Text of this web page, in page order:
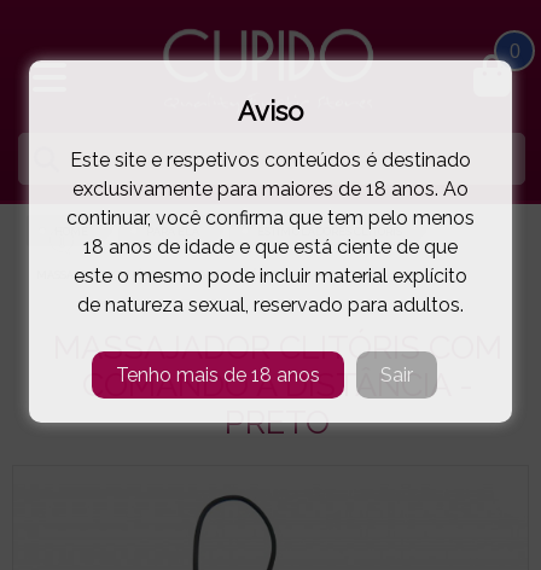
0
ESTIMULADORES CLITÓRIS
MASSAJADOR CLITÓRIS COM COMANDO À DISTÂNCIA - PRETO( 88-92059 )
MASSAJADOR CLITÓRIS COM
COMANDO À DISTÂNCIA -
PRETO
Aviso
Este site e respetivos conteúdos é destinado
exclusivamente para maiores de 18 anos. Ao
continuar, você confirma que tem pelo menos
18 anos de idade e que está ciente de que
este o mesmo pode incluir material explícito
de natureza sexual, reservado para adultos.
Tenho mais de 18 anos Sair